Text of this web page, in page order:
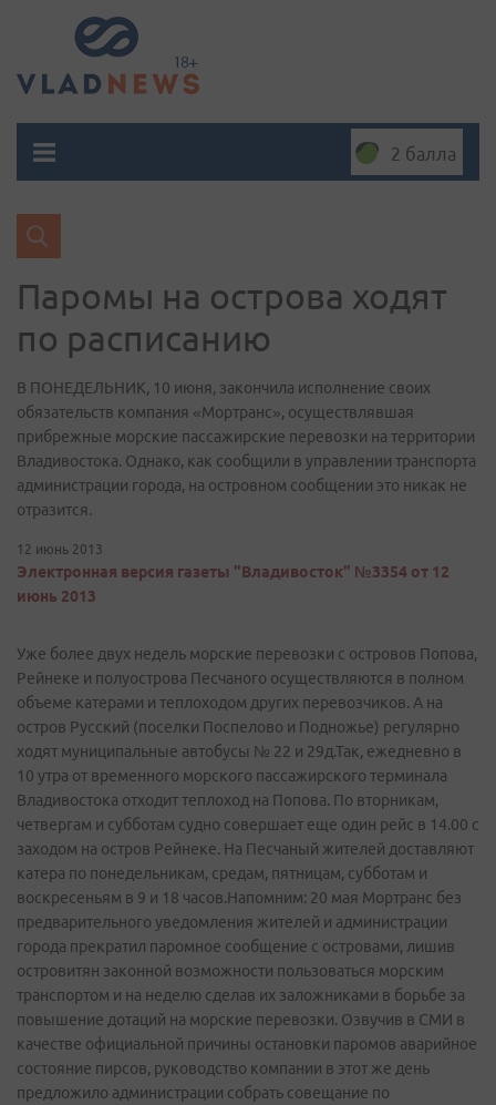
2 балла
Паромы на острова ходят
по расписанию
В ПОНЕДЕЛЬНИК, 10 июня, закончила исполнение своих
обязательств компания «Мортранс», осуществлявшая
прибрежные морские пассажирские перевозки на территории
Владивостока. Однако, как сообщили в управлении транспорта
администрации города, на островном сообщении это никак не
отразится.
12 июнь 2013
Электронная версия газеты "Владивосток" №3354 от 12
июнь 2013
Уже более двух недель морские перевозки с островов Попова,
Рейнеке и полуострова Песчаного осуществляются в полном
объеме катерами и теплоходом других перевозчиков. А на
остров Русский (поселки Поспелово и Подножье) регулярно
ходят муниципальные автобусы № 22 и 29д.Так, ежедневно в
10 утра от временного морского пассажирского терминала
Владивостока отходит теплоход на Попова. По вторникам,
четвергам и субботам судно совершает еще один рейс в 14.00 с
заходом на остров Рейнеке. На Песчаный жителей доставляют
катера по понедельникам, средам, пятницам, субботам и
воскресеньям в 9 и 18 часов.Напомним: 20 мая Мортранс без
предварительного уведомления жителей и администрации
города прекратил паромное сообщение с островами, лишив
островитян законной возможности пользоваться морским
транспортом и на неделю сделав их заложниками в борьбе за
повышение дотаций на морские перевозки. Озвучив в СМИ в
качестве официальной причины остановки паромов аварийное
состояние пирсов, руководство компании в этот же день
предложило администрации собрать совещание по